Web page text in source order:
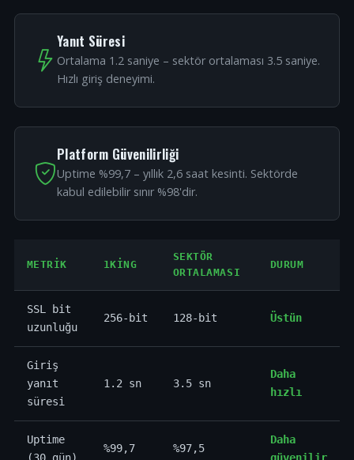
Yanıt Süresi
Ortalama 1.2 saniye – sektör ortalaması 3.5 saniye.
Hızlı giriş deneyimi.
Platform Güvenilirliği
Uptime %99,7 – yıllık 2,6 saat kesinti. Sektörde
kabul edilebilir sınır %98'dir.
METRIK 1KING
SEKTÖR
ORTALAMASI
DURUM
SSL bit
uzunluğu
256-bit 128-bit Üstün
Giriş
yanıt
süresi
1.2 sn 3.5 sn
Daha
hızlı
Uptime
%99,7 %97,5
Daha